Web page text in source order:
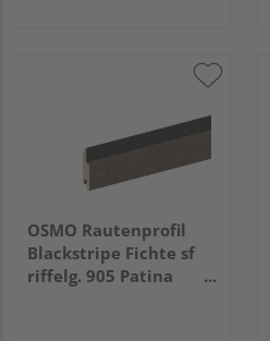
OSMO Rautenprofil
Blackstripe Fichte sf
riffelg. 905 Patina